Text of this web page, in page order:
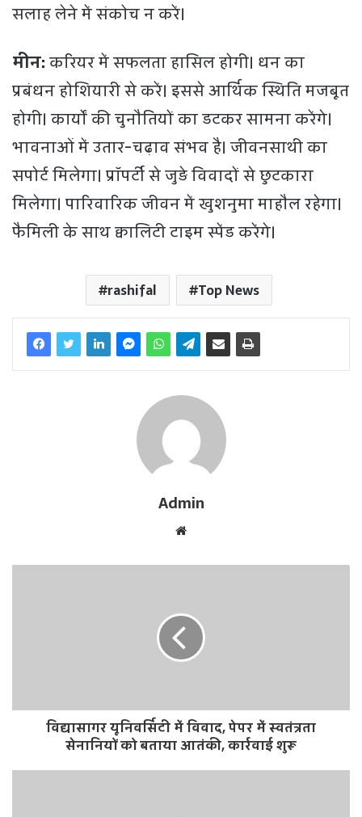
सलाह लेने में संकोच न करें।
मीन:करियर में सफलता हासिल होगी। धन का
प्रबंधन होशियारी से करें। इससे आर्थिक स्थिति मजबूत
होगी। कार्यों की चुनौतियों का डटकर सामना करेंगे।
भावनाओं में उतार-चढ़ाव संभव है। जीवनसाथी का
सपोर्ट मिलेगा। प्रॉपर्टी से जुड़े विवादों से छुटकारा
मिलेगा। पारिवारिक जीवन में खुशनुमा माहौल रहेगा।
फैमिली के साथ क्वालिटी टाइम स्पेंड करेंगे।
rashifal Top News
Admin
b
विद्यासागर यूनिवर्सिटी में विवाद, पेपर में स्वतंत्रता
सेनानियों को बताया आतंकी, कार्रवाई शुरू